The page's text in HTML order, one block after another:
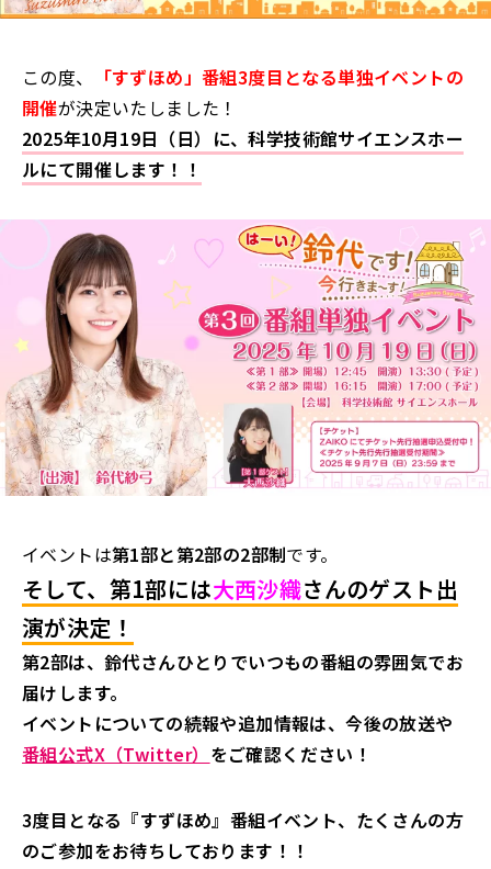
この度、
「すずほめ」番組3度目となる単独イベントの
開催が決定いたしました！
2025年10月19日（日） に、科学技術館サイエンスホー
ルにて開催します！！
イベントは第1部と第2部の2部制です。
そして、第1部には大西沙織さんのゲスト出
演が決定！
第2部は、鈴代さんひとりでいつもの番組の雰囲気でお
届けします。
イベントについての続報や追加情報は、今後の放送や
番組公式X（Twitter） をご確認ください！
3度目となる『すずほめ』番組イベント、たくさんの方
のご参加をお待ちしております！！